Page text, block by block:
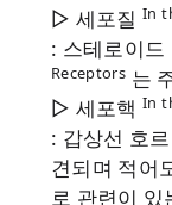
▷ 세포질In
: 스테로이
Receptors 는
▷ 세포핵In
: 갑상선 호
견되며 적어
로 관련이 있